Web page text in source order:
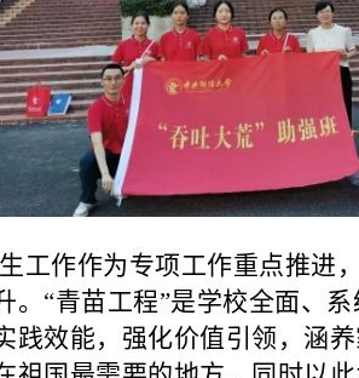
作作为专项工作重点推进
“青苗工程”是学校全面、
践效能，强化价值引领，涵